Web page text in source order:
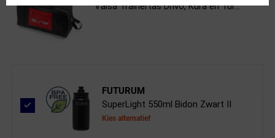
Vaisa Trainertas Drivo, Kura en Tur...
FUTURUM
SuperLight 550ml Bidon Zwart II
Kies alternatief